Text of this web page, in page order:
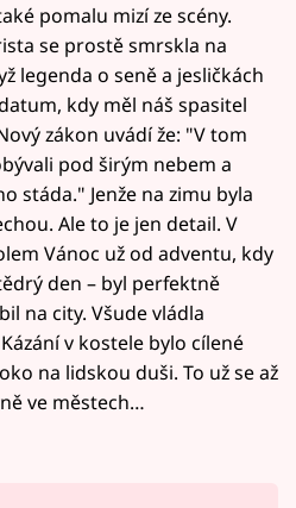
pomalu mizí ze scény.
se prostě smrskla na
legenda o seně a jesličkách
kdy měl náš spasitel
zákon uvádí že: "V tom
pod širým nebem a
stáda." Jenže na zimu byla
Ale to je jen detail. V
Vánoc už od adventu, kdy
den – byl perfektně
na city. Všude vládla
v kostele bylo cílené
na lidskou duši. To už se až
ve městech…